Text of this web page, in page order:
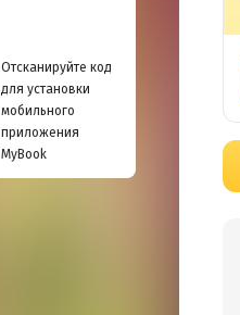
Отсканируйте код
для установки
мобильного
приложения
MyBook